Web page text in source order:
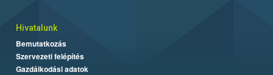
Hivatalunk
Bemutatkozás
Szervezeti felépítés
Gazdálkodási adatok